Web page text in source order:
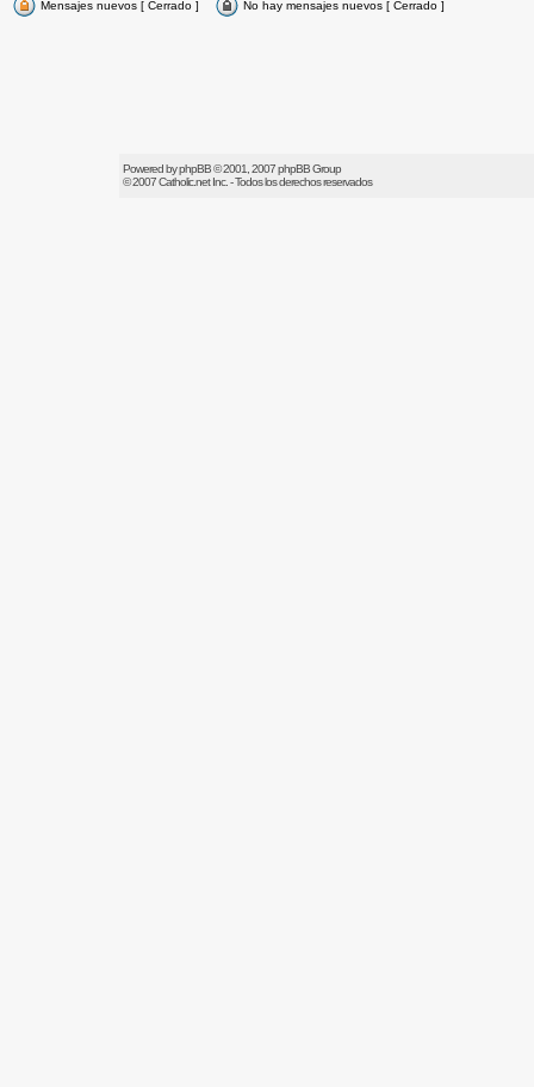
Mensajes nuevos [ Cerrado ] No hay mensajes nuevos [ Cerrado ]
Powered byphpBB© 2001, 2007 phpBB Group
© 2007Catholic.netInc. - Todos los derechos reservados